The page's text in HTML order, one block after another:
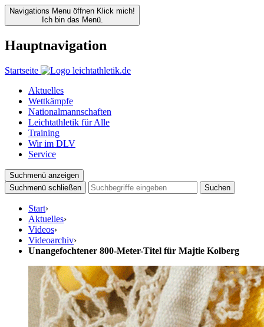
Navigations Menu öffnen Klick mich!
Ich bin das Menü.
Hauptnavigation
Startseite
Aktuelles
Wettkämpfe
Nationalmannschaften
Leichtathletik für Alle
Training
Wir im DLV
Service
Suchmenü anzeigen
Suchmenü schließen
Suchen
Start›
Aktuelles›
Videos›
Videoarchiv›
Unangefochtener 800-Meter-Titel für Majtie Kolberg